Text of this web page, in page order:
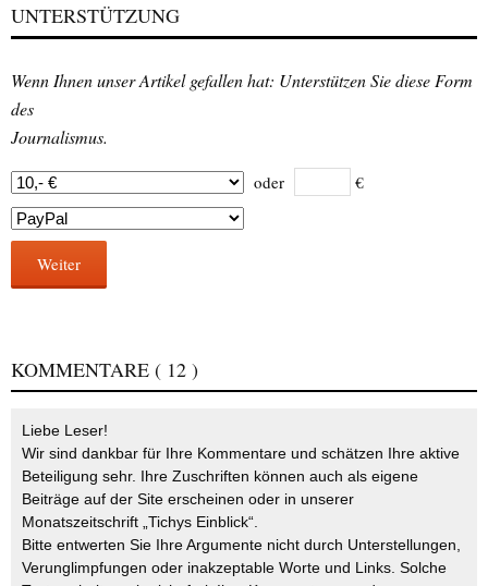
UNTERSTÜTZUNG
Wenn Ihnen unser Artikel gefallen hat: Unterstützen Sie diese Form
des
Journalismus.
oder €
Weiter
KOMMENTARE ( 12 )
Liebe Leser!
Wir sind dankbar für Ihre Kommentare und schätzen Ihre aktive
Beteiligung sehr. Ihre Zuschriften können auch als eigene
Beiträge auf der Site erscheinen oder in unserer
Monatszeitschrift „Tichys Einblick“.
Bitte entwerten Sie Ihre Argumente nicht durch Unterstellungen,
Verunglimpfungen oder inakzeptable Worte und Links. Solche